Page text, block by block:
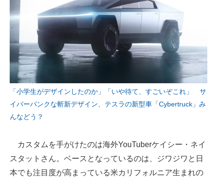
「小学生がデザインしたのか」「いや待て、すごいぞこれ」 サ
イバーパンクな斬新デザイン、テスラの新型車「Cybertruck」み
んなどう？
カスタムを手がけたのは海外YouTuberケイシー・ネイ
スタットさん。ベースとなっているのは、ジワジワと日
本でも注目度が高まっている米カリフォルニア生まれの